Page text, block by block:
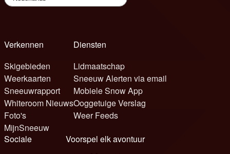
Verkennen
Skigebieden
Weerkaarten
Sneeuwrapport
Whiteroom Nieuws
Foto's
MijnSneeuw
Diensten
Lidmaatschap
Sneeuw Alerten via email
Mobiele Snow App
Ooggetuige Verslag
Weer Feeds
Sociale
Voorspel elk avontuur